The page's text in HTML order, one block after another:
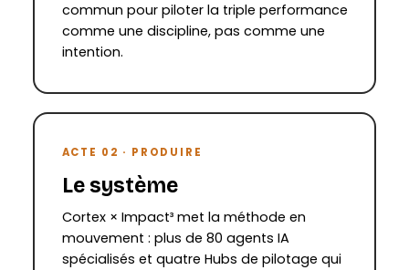
commun pour piloter la triple performance
comme une discipline, pas comme une
intention.
ACTE 02 · PRODUIRE
Le système
Cortex × Impact³ met la méthode en
mouvement : plus de 80 agents IA
spécialisés et quatre Hubs de pilotage qui